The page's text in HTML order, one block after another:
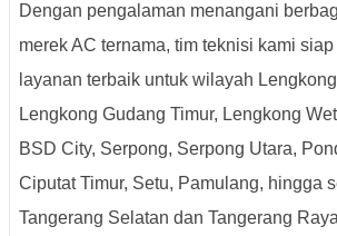
Dengan pengalaman menangani
merek AC ternama, tim teknisi kami
layanan terbaik untuk wilayah
Lengkong Gudang Timur, Lengkong
BSD City, Serpong, Serpong Utara,
Ciputat Timur, Setu, Pamulang, hingga
Tangerang Selatan dan Tangerang Raya